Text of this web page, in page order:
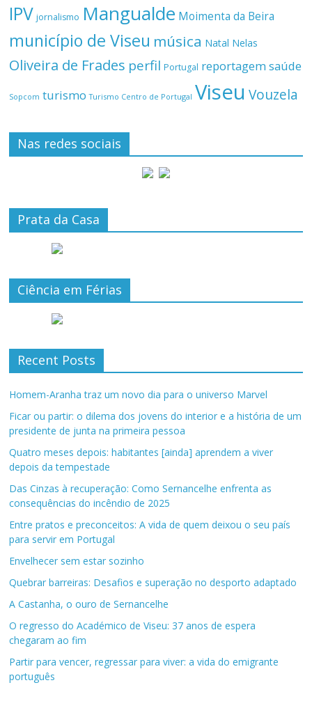
IPV jornalismo Mangualde Moimenta da Beira
município de Viseu música Natal Nelas
Oliveira de Frades perfil Portugal reportagemsaúde
Sopcom turismo Turismo Centro de Portugal Viseu Vouzela
Nas redes sociais
Prata da Casa
Ciência em Férias
Recent Posts
Homem-Aranha traz um novo dia para o universo Marvel
Ficar ou partir: o dilema dos jovens do interior e a história de um
presidente de junta na primeira pessoa
Quatro meses depois: habitantes [ainda] aprendem a viver
depois da tempestade
Das Cinzas à recuperação: Como Sernancelhe enfrenta as
consequências do incêndio de 2025
Entre pratos e preconceitos: A vida de quem deixou o seu país
para servir em Portugal
Envelhecer sem estar sozinho
Quebrar barreiras: Desafios e superação no desporto adaptado
A Castanha, o ouro de Sernancelhe
O regresso do Académico de Viseu: 37 anos de espera
chegaram ao fim
Partir para vencer, regressar para viver: a vida do emigrante
português